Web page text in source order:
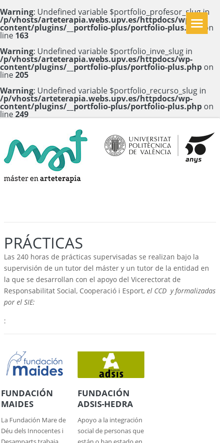
Warning: Undefined variable $portfolio_profesor_slug in
/p/vhosts/arteterapia.webs.upv.es/httpdocs/wp-
content/plugins/__portfolio-plus/portfolio-plus.phpon
line 163
Warning: Undefined variable $portfolio_inve_slug in
/p/vhosts/arteterapia.webs.upv.es/httpdocs/wp-
content/plugins/__portfolio-plus/portfolio-plus.php on
line205
Warning: Undefined variable $portfolio_recurso_slug in
/p/vhosts/arteterapia.webs.upv.es/httpdocs/wp-
content/plugins/__portfolio-plus/portfolio-plus.php on
line249
PRÁCTICAS
Las 240 horas de prácticas supervisadas se realizan bajo la
supervisión de un tutor del máster y un tutor de la entidad en
la que se desarrollan con el apoyo del Vicerectorat de
Responsabilitat Social, Cooperació i Esport, el CCD y formalizadas
por el SIE:
:
FUNDACIÓN
MAIDES
La Fundación Mare de
Déu dels Innocentes i
FUNDACIÓN
ADSIS-HEDRA
Apoyo a la integración
social de personas que